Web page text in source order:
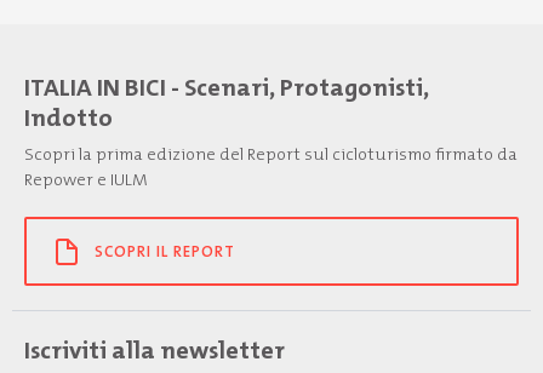
ITALIA IN BICI - Scenari, Protagonisti,
Indotto
Scopri la prima edizione del Report sul cicloturismo firmato da
Repower e IULM
SCOPRI IL REPORT
Iscriviti alla newsletter